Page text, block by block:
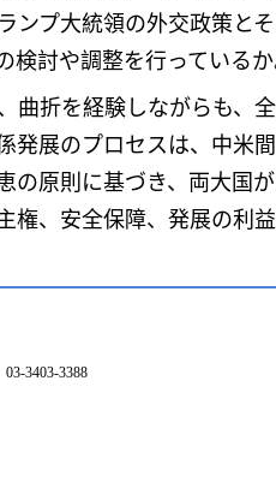
ンプ大統領の外交政策と
討や調整を行っているか
折を経験しながらも、
発展のプロセスは、中米
の原則に基づき、両大国
権、安全保障、発展の利
3403-3388